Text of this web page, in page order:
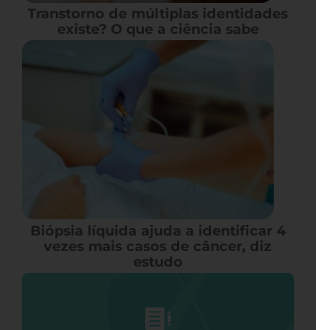
Transtorno de múltiplas identidades
existe? O que a ciência sabe
Biópsia líquida ajuda a identificar 4
vezes mais casos de câncer, diz
estudo